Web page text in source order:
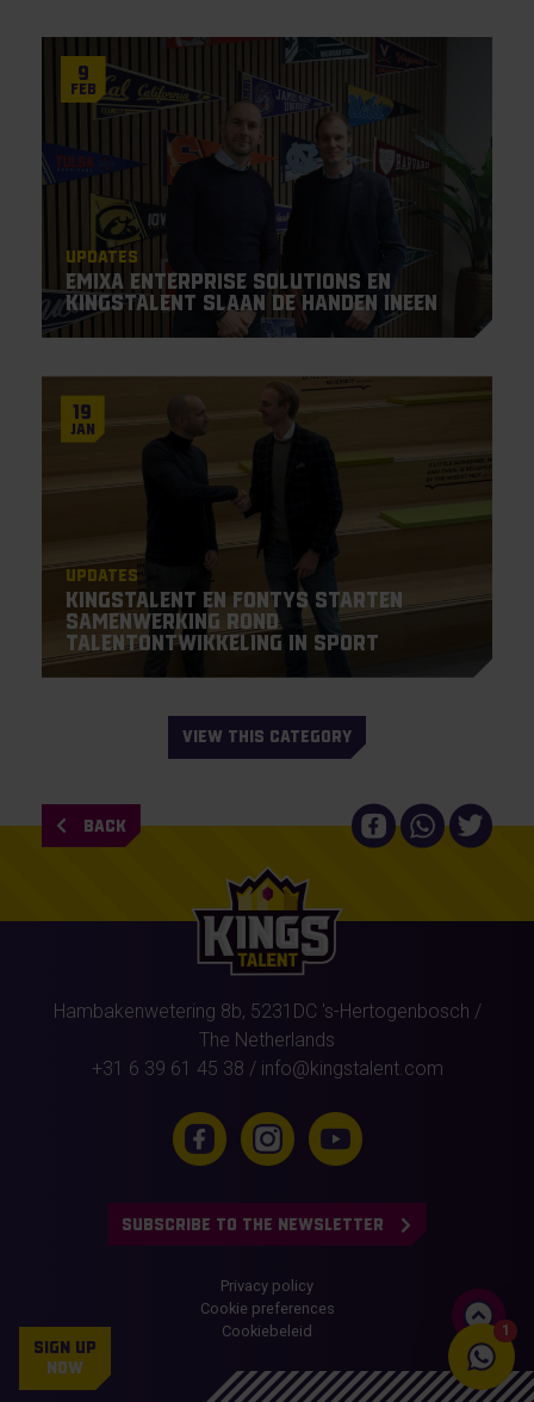
9
Feb
Updates
Emixa Enterprise Solutions en
KingsTalent slaan de handen ineen
19
Jan
Updates
KingsTalent en Fontys starten
samenwerking rond
talentontwikkeling in sport
VIEW THIS CATEGORY
BACK
Hambakenwetering 8b, 5231DC 's-Hertogenbosch /
The Netherlands
+31 6 39 61 45 38 / info@kingstalent.com
SUBSCRIBE TO THE NEWSLETTER
Privacy policy
Cookie preferences
Cookiebeleid
SIGN UP
NOW
1